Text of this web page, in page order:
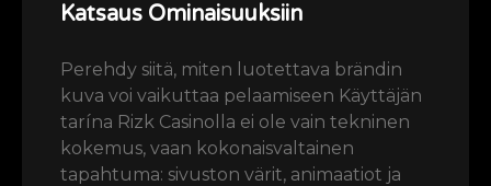
Katsaus Ominaisuuksiin
Perehdy siitä, miten luotettava brändin
kuva voi vaikuttaa pelaamiseen Käyttäjän
tarína Rizk Casinolla ei ole vain tekninen
kokemus, vaan kokonaisvaltainen
tapahtuma: sivuston värit, animaatiot ja